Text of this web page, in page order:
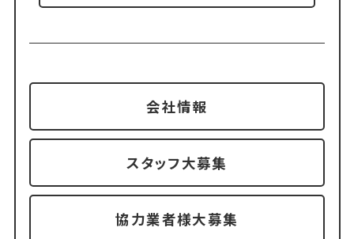
会社情報
スタッフ大募集
協力業者様大募集